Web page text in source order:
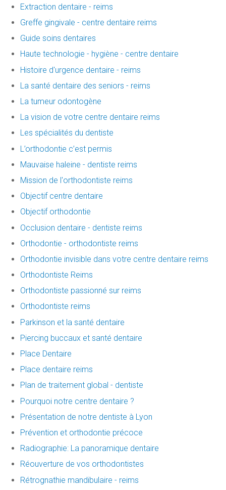
Extraction dentaire - reims
Greffe gingivale - centre dentaire reims
Guide soins dentaires
Haute technologie - hygiène - centre dentaire
Histoire d'urgence dentaire - reims
La santé dentaire des seniors - reims
La tumeur odontogène
La vision de votre centre dentaire reims
Les spécialités du dentiste
L’orthodontie c’est permis
Mauvaise haleine - dentiste reims
Mission de l'orthodontiste reims
Objectif centre dentaire
Objectif orthodontie
Occlusion dentaire - dentiste reims
Orthodontie - orthodontiste reims
Orthodontie invisible dans votre centre dentaire reims
Orthodontiste Reims
Orthodontiste passionné sur reims
Orthodontiste reims
Parkinson et la santé dentaire
Piercing buccaux et santé dentaire
Place Dentaire
Place dentaire reims
Plan de traitement global - dentiste
Pourquoi notre centre dentaire ?
Présentation de notre dentiste à Lyon
Prévention et orthodontie précoce
Radiographie: La panoramique dentaire
Réouverture de vos orthodontistes
Rétrognathie mandibulaire - reims